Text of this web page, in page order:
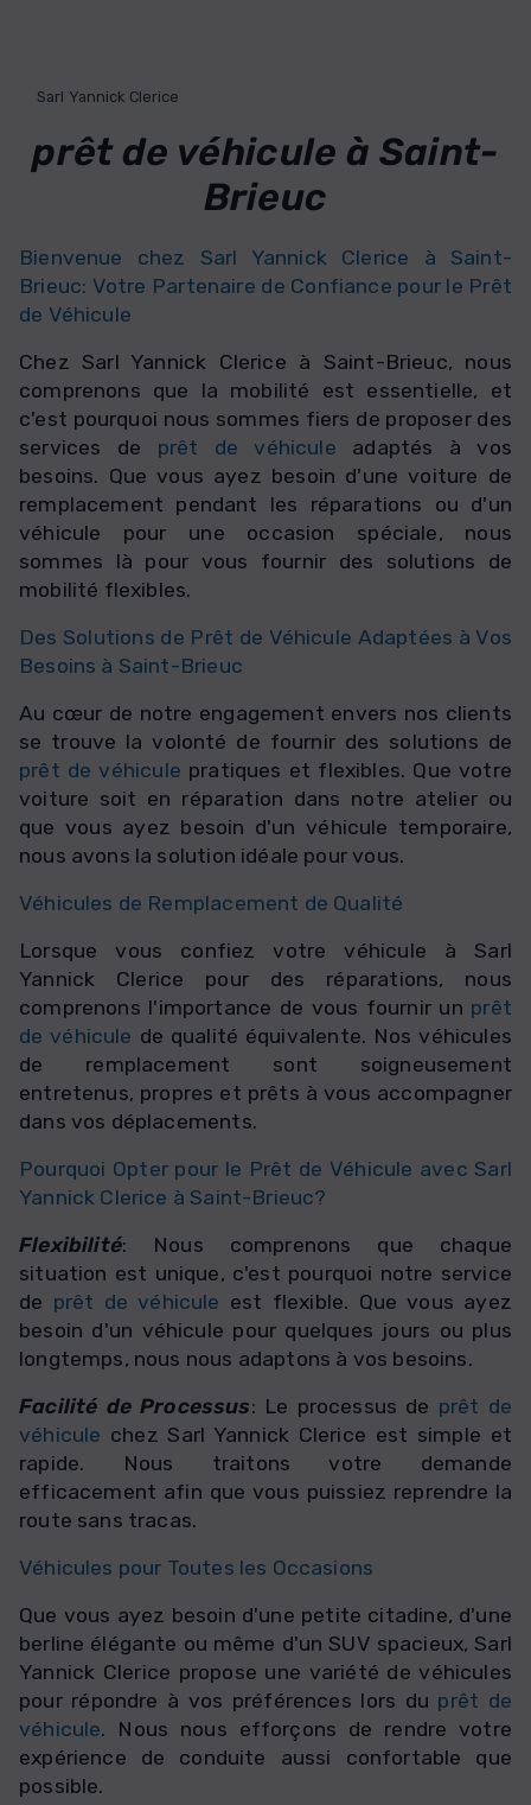
Sarl Yannick Clerice
prêt de véhicule à Saint-
Brieuc
Bienvenue chez Sarl Yannick Clerice à Saint-
Brieuc: Votre Partenaire de Confiance pour le Prêt
de Véhicule
Chez Sarl Yannick Clerice à Saint-Brieuc, nous
comprenons que la mobilité est essentielle, et
c'est pourquoi nous sommes fiers de proposer des
services de prêt de véhicule adaptés à vos
besoins. Que vous ayez besoin d'une voiture de
remplacement pendant les réparations ou d'un
véhicule pour une occasion spéciale, nous
sommes là pour vous fournir des solutions de
mobilité flexibles.
Des Solutions de Prêt de Véhicule Adaptées à Vos
Besoins à Saint-Brieuc
Au cœur de notre engagement envers nos clients
se trouve la volonté de fournir des solutions de
prêt de véhicule pratiques et flexibles. Que votre
voiture soit en réparation dans notre atelier ou
que vous ayez besoin d'un véhicule temporaire,
nous avons la solution idéale pour vous.
Véhicules de Remplacement de Qualité
Lorsque vous confiez votre véhicule à Sarl
Yannick Clerice pour des réparations, nous
comprenons l'importance de vous fournir un prêt
de véhicule de qualité équivalente. Nos véhicules
de remplacement sont soigneusement
entretenus, propres et prêts à vous accompagner
dans vos déplacements.
Pourquoi Opter pour le Prêt de Véhicule avec Sarl
Yannick Clerice à Saint-Brieuc?
Flexibilité: Nous comprenons que chaque
situation est unique, c'est pourquoi notre service
de prêt de véhicule est flexible. Que vous ayez
besoin d'un véhicule pour quelques jours ou plus
longtemps, nous nous adaptons à vos besoins.
Facilité de Processus: Le processus de prêt de
véhicule chez Sarl Yannick Clerice est simple et
rapide. Nous traitons votre demande
efficacement afin que vous puissiez reprendre la
route sans tracas.
Véhicules pour Toutes les Occasions
Que vous ayez besoin d'une petite citadine, d'une
berline élégante ou même d'un SUV spacieux, Sarl
Yannick Clerice propose une variété de véhicules
pour répondre à vos préférences lors du prêt de
véhicule. Nous nous efforçons de rendre votre
expérience de conduite aussi confortable que
possible.